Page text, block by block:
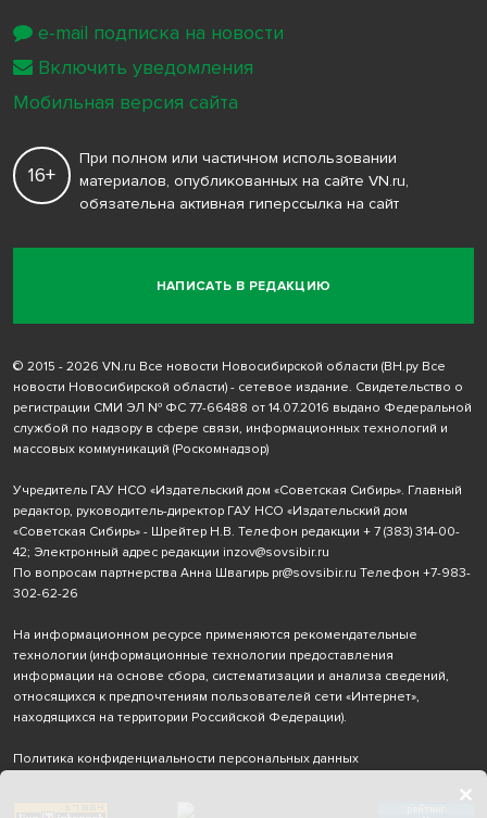
НАПИСАТЬ В РЕДАКЦИЮ
16+
При полном или частичном использовании
материалов, опубликованных на сайте VN.ru,
обязательна активная гиперссылка на сайт
© 2015 - 2026 VN.ru Все новости Новосибирской области (ВН.ру Все
новости Новосибирской области) - сетевое издание. Свидетельство о
регистрации СМИ ЭЛ № ФС 77-66488 от 14.07.2016 выдано Федеральной
службой по надзору в сфере связи, информационных технологий и
массовых коммуникаций (Роскомнадзор)
Учредитель ГАУ НСО «Издательский дом «Советская Сибирь». Главный
редактор, руководитель-директор ГАУ НСО «Издательский дом
«Советская Сибирь» - Шрейтер Н.В. Телефон редакции + 7 (383) 314-00-
42; Электронный адрес редакции inzov@sovsibir.ru
По вопросам партнерства Анна Швагирь pr@sovsibir.ru Телефон +7-983-
302-62-26
На информационном ресурсе применяются рекомендательные
технологии (информационные технологии предоставления
информации на основе сбора, систематизации и анализа сведений,
относящихся к предпочтениям пользователей сети «Интернет»,
находящихся на территории Российской Федерации).
Политика конфиденциальности персональных данных
e-mail подписка на новости
Включить уведомления
Мобильная версия сайта